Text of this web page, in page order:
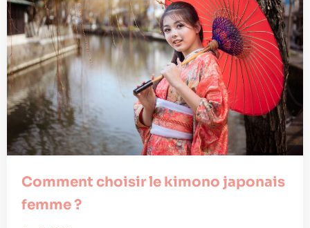
Comment choisir le kimono japonais
femme ?